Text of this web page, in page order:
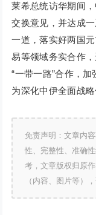
莱希总统访华期间
交换意见，并达成
一道，落实好两国
易等领域务实合作
“一带一路”合作，
为深化中伊全面战
免责声明：文章内
性、完整性、准确
考，文章版权归原
（内容、图片等）